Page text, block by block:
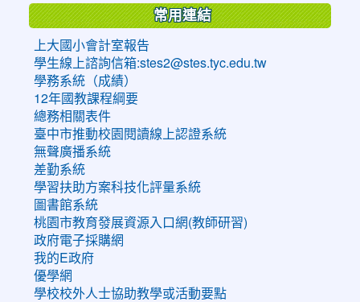
常用連結
上大國小會計室報告
學生線上諮詢信箱:stes2@stes.tyc.edu.tw
學務系統（成績）
12年國教課程綱要
總務相關表件
臺中市推動校園閱讀線上認證系統
無聲廣播系統
差勤系統
學習扶助方案科技化評量系統
圖書館系統
桃園市教育發展資源入口網(教師研習)
政府電子採購網
我的E政府
優學網
學校校外人士協助教學或活動要點